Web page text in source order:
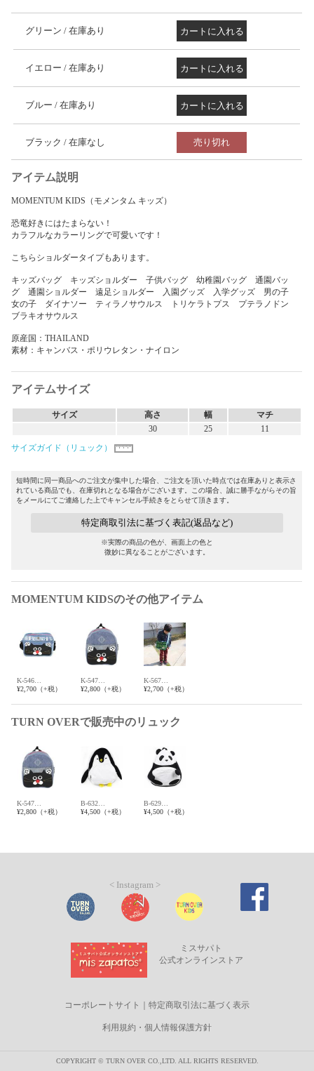
グリーン / 在庫あり
イエロー / 在庫あり
ブルー / 在庫あり
ブラック / 在庫なし 売り切れ
アイテム説明
MOMENTUM KIDS（モメンタム キッズ）
恐竜好きにはたまらない！
カラフルなカラーリングで可愛いです！
こちらショルダータイプもあります。
キッズバッグ キッズショルダー 子供バッグ 幼稚園バッグ 通園バッ
グ 通園ショルダー 遠足ショルダー 入園グッズ 入学グッズ 男の子
女の子 ダイナソー ティラノサウルス トリケラトプス プテラノドン
ブラキオサウルス
原産国：THAILAND
素材：キャンバス・ポリウレタン・ナイロン
アイテムサイズ
サイズ 高さ 幅
マチ
30
25
11
サイズガイド（リュック）
短時間に同一商品へのご注文が集中した場合、ご注文を頂いた時点では在庫ありと表示さ
れている商品でも、在庫切れとなる場合がございます。この場合、誠に勝手ながらその旨
をメールにてご連絡した上でキャンセル手続きをとらせて頂きます。
特定商取引法に基づく表記(返品など)
※実際の商品の色が、画面上の色と
微妙に異なることがございます。
MOMENTUM KIDSのその他アイテム
K-546…
¥2,700（+税）
K-547…
¥2,800（+税）
K-567…
¥2,700（+税）
TURN OVERで販売中のリュック
K-547…
¥2,800（+税）
B-632…
¥4,500（+税）
B-629…
¥4,500（+税）
< Instagram >
ミスサパト
公式オンラインストア
コーポレートサイト ｜ 特定商取引法に基づく表示
利用規約・個人情報保護方針
COPYRIGHT © TURN OVER CO.,LTD. ALL RIGHTS RESERVED.